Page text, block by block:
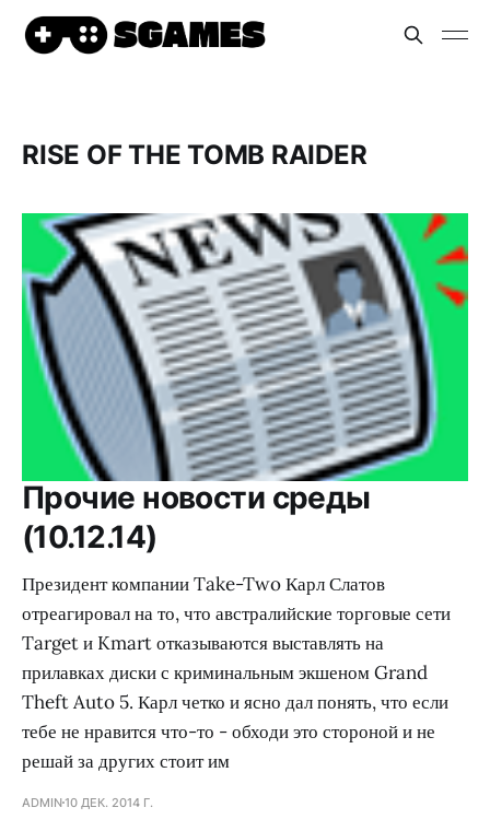
RISE OF THE TOMB RAIDER
Прочие новости среды
(10.12.14)
Президент компании Take-Two Карл Слатов
отреагировал на то, что австралийские торговые сети
Target и Kmart отказываются выставлять на
прилавках диски с криминальным экшеном Grand
Theft Auto 5. Карл четко и ясно дал понять, что если
тебе не нравится что-то - обходи это стороной и не
решай за других стоит им
ADMIN10 ДЕК. 2014 Г.